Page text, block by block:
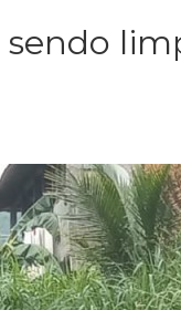
sendo